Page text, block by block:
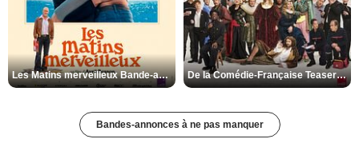
Les Matins merveilleux Bande-annonce VF De la Comédie-Française Teaser VF
Bandes-annonces à ne pas manquer